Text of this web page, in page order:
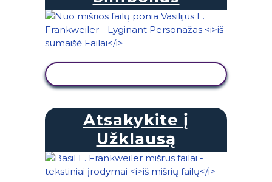
Atsakykite į
Užklausą